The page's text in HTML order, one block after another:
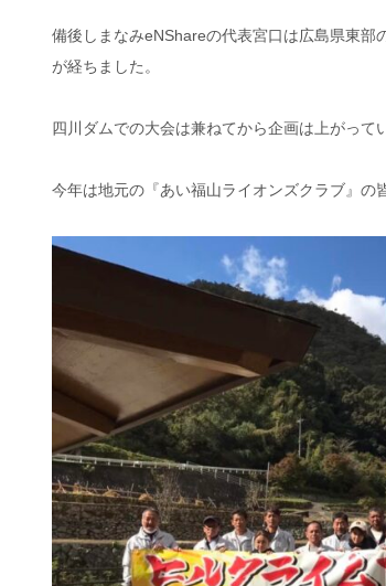
備後しまなみeNShareの代表宮口は広島県東部
が経ちました。
四川ダムでの大会は兼ねてから企画は上がって
今年は地元の『あい福山ライオンズクラブ』